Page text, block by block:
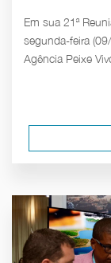
Em sua 21ª
segunda-feira
Agência Peixe